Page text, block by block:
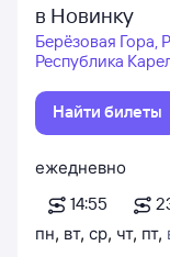
в Новинку
Берёзовая Гора,
Республика
Найти билеты
ежедневно
14:55
пн, вт, ср, чт, пт,